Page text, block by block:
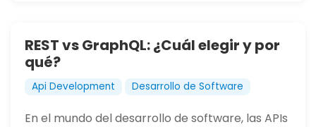
REST vs GraphQL: ¿Cuál elegir y por
qué?
Api Development Desarrollo de Software
En el mundo del desarrollo de software, las APIs